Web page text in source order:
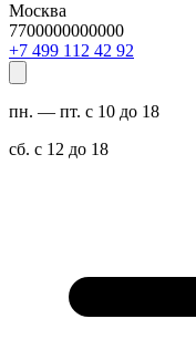
Москва
7700000000000
29 24 211 994 7+
пн. — пт. с 10 до 18
сб. с 12 до 18